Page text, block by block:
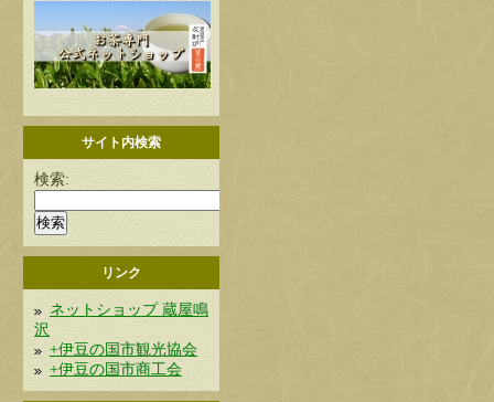
サイト内検索
検索:
リンク
ネットショップ 蔵屋鳴
沢
+伊豆の国市観光協会
+伊豆の国市商工会